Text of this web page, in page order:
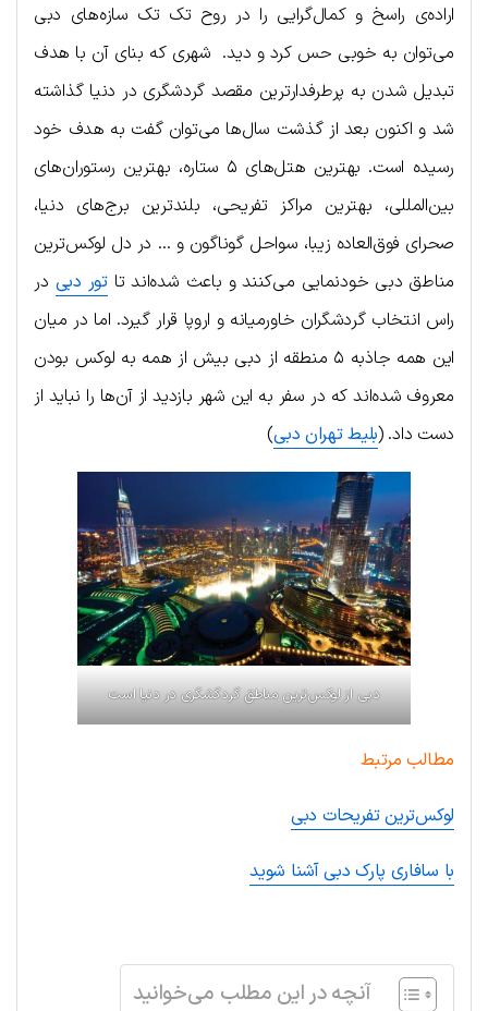
اراده‌ی راسخ و کمال‌گرایی را در روح تک تک سازه‌های دبی
می‌توان به خوبی حس کرد و دید. شهری که بنای آن با هدف
تبدیل شدن به پرطرفدارترین مقصد گردشگری در دنیا گذاشته
شد و اکنون بعد از گذشت سال‌ها می‌توان گفت به هدف خود
رسیده است. بهترین هتل‌های ۵ ستاره، بهترین رستوران‌های
بین‌المللی، بهترین مراکز تفریحی، بلندترین برج‌های دنیا،
صحرای فوق‌العاده زیبا، سواحل گوناگون و … در دل لوکس‌ترین
مناطق دبی خودنمایی می‌کنند و باعث شده‌اند تاتور دبی در
راس انتخاب گردشگران خاورمیانه و اروپا قرار گیرد. اما در میان
این همه جاذبه ۵ منطقه از دبی بیش از همه به لوکس بودن
معروف شده‌اند که در سفر به این شهر بازدید از آن‌ها را نباید از
دست داد. (بلیط تهران دبی)
دبی از لوکس‌ترین مناطق گردگشگری در دنیا است
مطالب مرتبط
لوکس‌ترین تفریحات دبی
با سافاری پارک دبی آشنا شوید
آنچه در این مطلب می‌خوانید